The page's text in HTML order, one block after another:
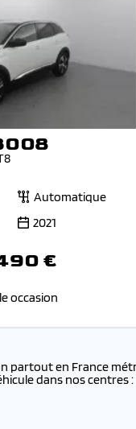
Automatique
2021
€
occasion
partout en France
dans nos centres :